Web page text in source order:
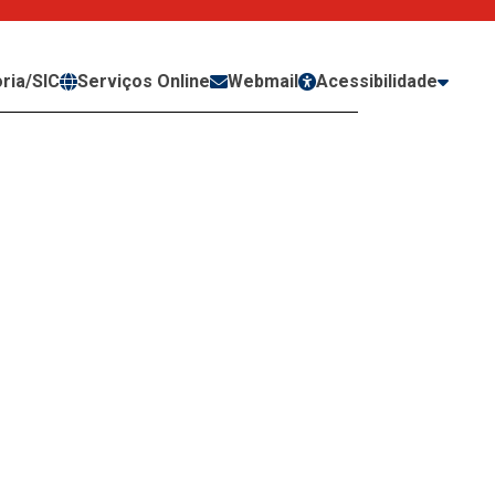
SIC Serviços Online Webmail Acessibilidade